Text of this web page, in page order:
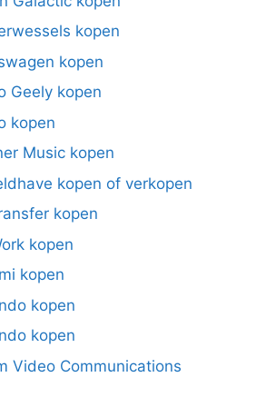
kopen
kopen
Geely kopen
kopen
Music kopen
kopen of verkopen
kopen
kopen
kopen
kopen
kopen
Video Communications